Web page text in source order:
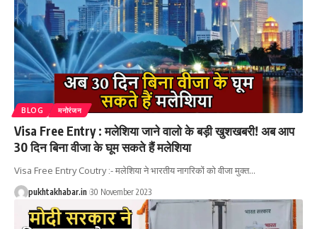
BLOG मनोरंजन
Visa Free Entry : मलेशिया जाने वालो के बड़ी खुशखबरी! अब आप
30 दिन बिना वीजा के घूम सकते हैं मलेशिया
Visa Free Entry Coutry :- मलेशिया ने भारतीय नागरिकों को वीजा मुक्त…
pukhtakhabar.in 30 November 2023